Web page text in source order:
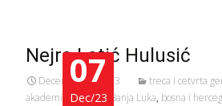
07
Dec/23
Nejra Latić Hulusić
December 7, 2023 treca i cetvrta
akademija za žene, Banja Luka, bosna i